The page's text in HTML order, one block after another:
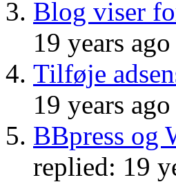
Blog viser
19 years ago
Tilføje
19 years ago
BBpress og
replied: 19